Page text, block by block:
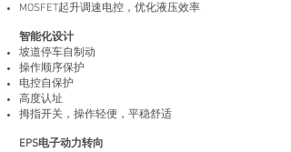
MOSFET起升调速电控，优化液压效率
智能化设计
坡道停车自制动
操作顺序保护
电控自保护
高度认址
拇指开关，操作轻便，平稳舒适
EPS电子动力转向